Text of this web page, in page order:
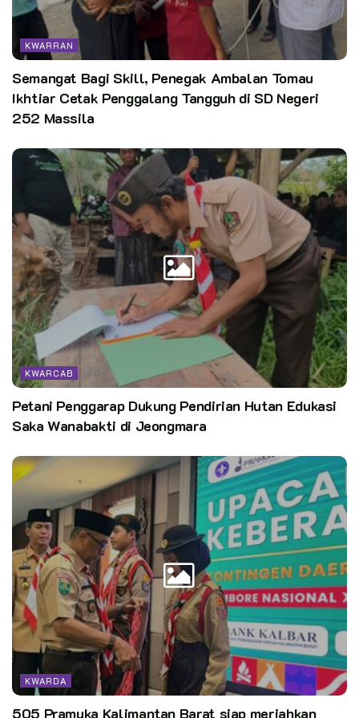
Aceh)
Kata Kunci: pramuka pewarta
KWARRAN
Semangat Bagi Skill, Penegak Ambalan Tomau
Ikhtiar Cetak Penggalang Tangguh di SD Negeri
252 Massila
KWARCAB
Petani Penggarap Dukung Pendirian Hutan Edukasi
Saka Wanabakti di Jeongmara
KWARDA
505 Pramuka Kalimantan Barat siap meriahkan